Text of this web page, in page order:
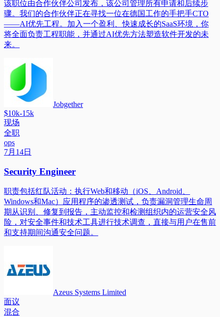
该职位由合作伙伴公司发布，该公司管理所有申请和后续步
骤。我们的合作伙伴正在寻找一位在德国工作的手把手CTO
——AI优先工程。加入一个盈利、快速成长的SaaS环境，你
将全面负责工程职能，并通过AI优先方法塑造软件开发的未
来。
Jobgether
$10k-15k
现场
全职
ops
7月14日
Security Engineer
职责包括红队活动：执行Web和移动（iOS、Android、
Windows和Mac）应用程序的渗透测试，负责漏洞管理生命周
期从识别、修复到报告，主动监控和检测组织内的运营安全风
险，对安全事件和技术工具进行技术调查，直接与用户在售前
和支持期间沟通安全问题。
Azeus Systems Limited
面议
混合